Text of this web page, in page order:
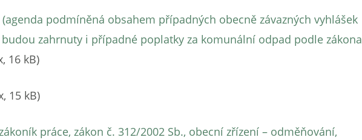
podmíněná obsahem případných obecně závazných vyhlášek
zahrnuty i případné poplatky za komunální odpad podle zákona
16 kB)
15 kB)
práce, zákon č. 312/2002 Sb., obecní zřízení – odměňování,